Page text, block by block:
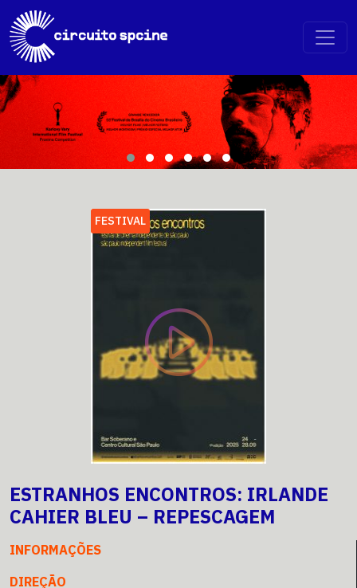
FESTIVAL
ESTRANHOS ENCONTROS: IRLANDE
CAHIER BLEU – REPESCAGEM
INFORMAÇÕES
DIREÇÃO